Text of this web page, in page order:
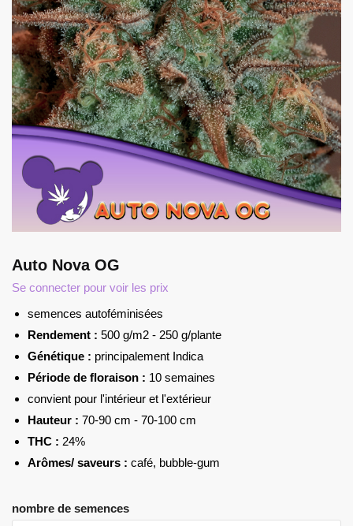
Auto Nova OG
Se connecter pour voir les prix
semences autoféminisées
Rendement : 500 g/m2 - 250 g/plante
Génétique : principalement Indica
Période de floraison : 10 semaines
convient pour l'intérieur et l'extérieur
Hauteur : 70-90 cm - 70-100 cm
THC : 24%
Arômes/ saveurs : café, bubble-gum
nombre de semences